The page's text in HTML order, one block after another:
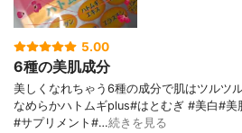
5.00
6種の美肌成分
美しくなれちゃう6種の成分で肌はツルツ
なめらかハトムギplus#はとむぎ #美白#
#サプリメント#…続きを見る